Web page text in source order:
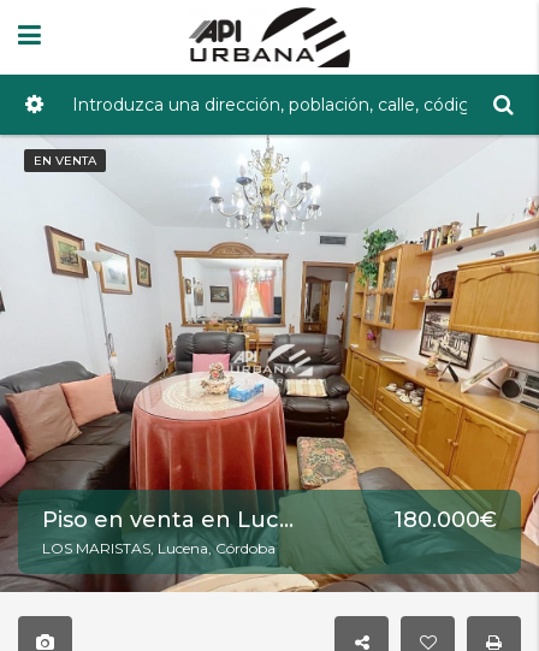
EN VENTA
Piso en venta en Lucena de 100 m2 REF:5476
LOS MARISTAS, Lucena, Córdoba
180.000€